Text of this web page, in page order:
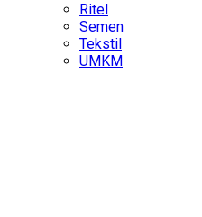
Ritel
Semen
Tekstil
UMKM